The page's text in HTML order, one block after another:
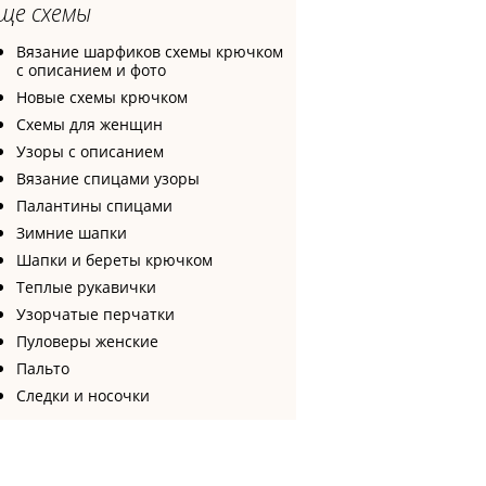
схемы
Вязание шарфиков схемы крючком
с описанием и фото
Новые схемы крючком
Схемы для женщин
Узоры с описанием
Вязание спицами узоры
Палантины спицами
Зимние шапки
Шапки и береты крючком
Теплые рукавички
Узорчатые перчатки
Пуловеры женские
Пальто
Следки и носочки